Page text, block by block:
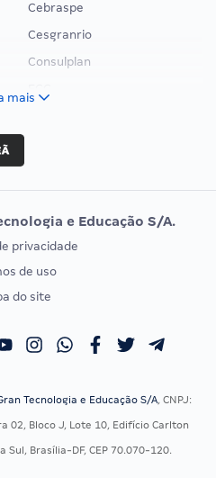
Cebraspe
Cesgranrio
Consulplan
Vunesp
EXAME DE ORDEM
Calendário OAB
mais
e Educação S/A.
privacidade
de uso
do site
Tecnologia e Educação S/A, CNPJ:
02, Bloco J, Lote 10, Edifício Carlton
Sul, Brasília-DF, CEP 70.070-120.